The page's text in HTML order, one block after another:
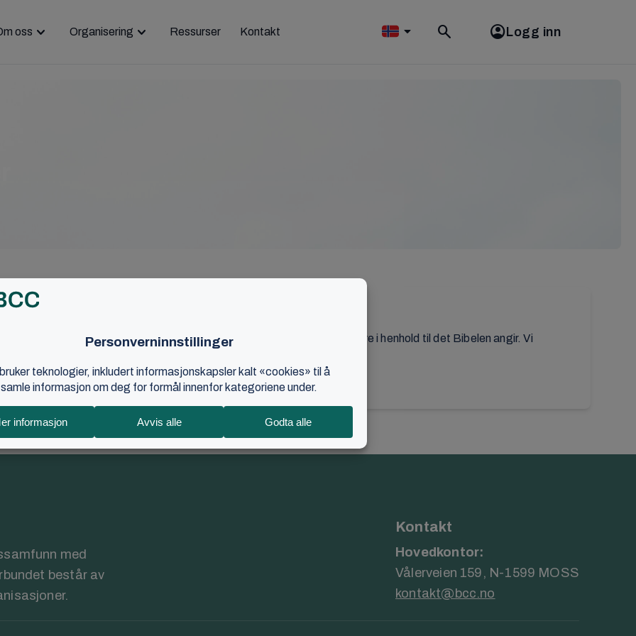
oss Organisering Ressurser Kontakt
Toggle
Logg inn
BCC andre sitt syn på homofilt samliv?
syn på kristen samlivsetikk, og i våre menigheter velger vi å leve i henhold til det Bibelen angir. Vi
at alle ...
•2 min lesetid
med
består av
Kontakt
Hovedkontor:
Vålerveien 159, N-1599 MOSS
kontakt@bcc.no